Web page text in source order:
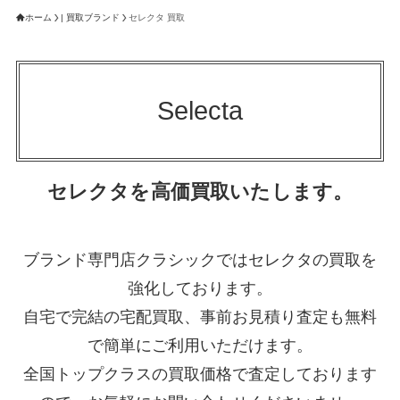
ホーム | 買取ブランド セレクタ 買取
Selecta
セレクタを高価買取いたします。
ブランド専門店クラシックではセレクタの買取を
強化しております。
自宅で完結の宅配買取、事前お見積り査定も無料
で簡単にご利用いただけます。
全国トップクラスの買取価格で査定しております